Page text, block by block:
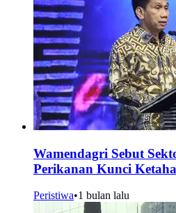
Wamendagri Sebut
Perikanan Kunci
Peristiwa•1 bulan lalu